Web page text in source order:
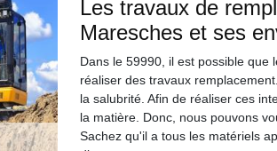
Les travaux de
Maresches et ses
Dans le 59990, il est possible que
réaliser des travaux
la salubrité. Afin de réaliser ces
la matière. Donc, nous pouvons
Sachez qu'il a tous les matériels